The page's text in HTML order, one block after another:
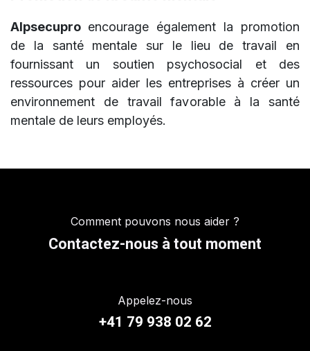
Alpsecupro encourage également la promotion
de la santé mentale sur le lieu de travail en
fournissant un soutien psychosocial et des
ressources pour aider les entreprises à créer un
environnement de travail favorable à la santé
mentale de leurs employés.
Comment pouvons nous aider ?
Contactez-nous à tout moment
Appelez-nous
+41 79 938 02 62